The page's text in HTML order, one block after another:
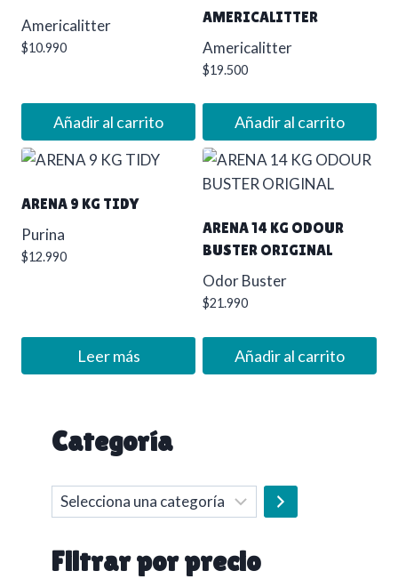
Americalitter
$10.990
Añadir al carrito
AMERICALITTER
Americalitter
$19.500
Añadir al carrito
ARENA 9 KG TIDY
Purina
$12.990
Leer más
ARENA 14 KG ODOUR
BUSTER ORIGINAL
Odor Buster
$21.990
Añadir al carrito
Categoría
Selecciona
una
Filtrar por precio